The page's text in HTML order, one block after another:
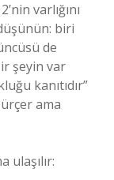
varlığını
biri
de
şeyin var
kanıtıdır”
ama
ulaşılır: